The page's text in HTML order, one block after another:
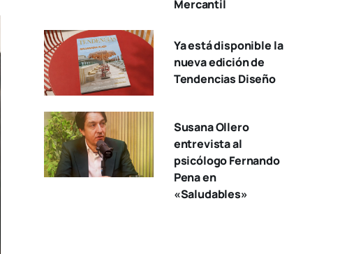
Mercantil
Ya está disponible la
nueva edición de
Tendencias Diseño
Susana Ollero
entrevista al
psicólogo Fernando
Pena en
«Saludables»